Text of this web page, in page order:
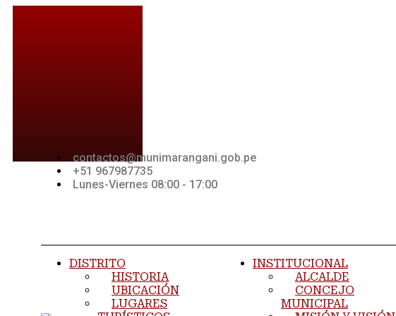
contactos@munimarangani.gob.pe
+51 967987735
Lunes-Viernes 08:00 - 17:00
DISTRITO
HISTORIA
UBICACIÓN
LUGARES
INSTITUCIONAL
ALCALDE
CONCEJO
MUNICIPAL